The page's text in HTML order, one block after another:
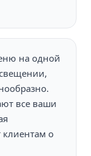
на одной
все ваши
клиентам о